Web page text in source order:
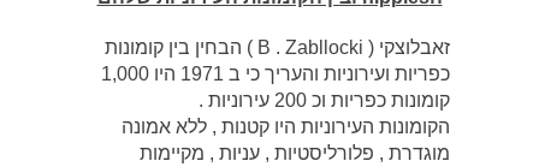
זאבלוצקי ( B . Zabllocki ) הבחין בין קומונות
כפריות ועירוניות והעריך כי ב 1971 היו 1,000
קומונות כפריות וכ 200 עירוניות .
הקומונות העירוניות היו קטנות , ללא אמונה
מוגדרת , פלורליסטיות , עניות , מקיימות